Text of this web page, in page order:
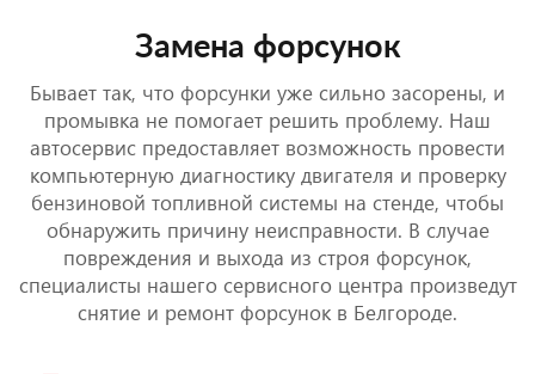
Замена форсунок
Бывает так, что форсунки уже сильно засорены, и
промывка не помогает решить проблему. Наш
автосервис предоставляет возможность провести
компьютерную диагностику двигателя и проверку
бензиновой топливной системы на стенде, чтобы
обнаружить причину неисправности. В случае
повреждения и выхода из строя форсунок,
специалисты нашего сервисного центра произведут
снятие и ремонт форсунок в Белгороде.